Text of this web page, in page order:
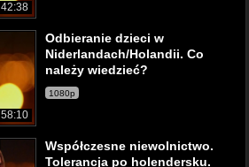
42:38
58:10
Odbieranie dzieci w
Niderlandach/Holandii. Co
należy wiedzieć?
1080p
Współczesne niewolnictwo.
Tolerancja po holendersku.